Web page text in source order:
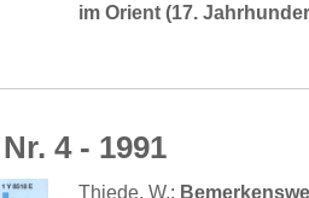
im Orient (17.
4 - 1991
Thiede, W.: